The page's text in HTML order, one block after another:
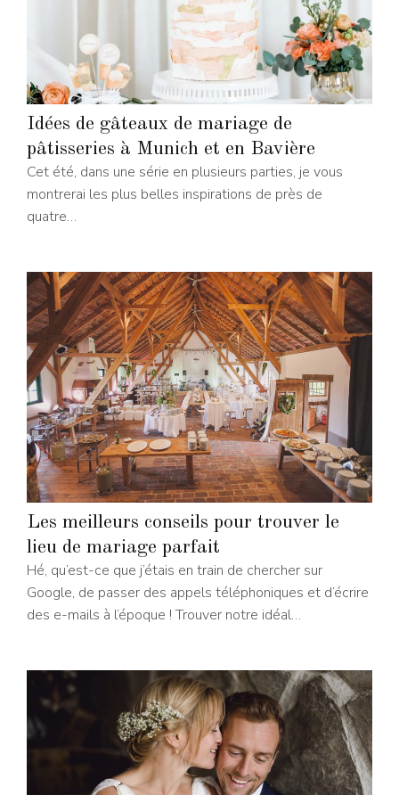
Idées de gâteaux de mariage de
pâtisseries à Munich et en Bavière
Cet été, dans une série en plusieurs parties, je vous
montrerai les plus belles inspirations de près de
quatre…
Les meilleurs conseils pour trouver le
lieu de mariage parfait
Hé, qu’est-ce que j’étais en train de chercher sur
Google, de passer des appels téléphoniques et d’écrire
des e-mails à l’époque ! Trouver notre idéal…